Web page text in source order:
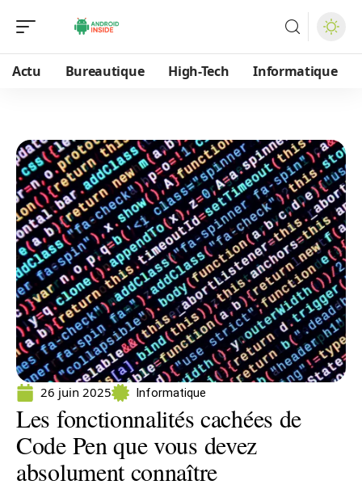
Actu Bureautique High-Tech Informatique
26 juin 2025 Informatique
Les fonctionnalités cachées de
Code Pen que vous devez
absolument connaître